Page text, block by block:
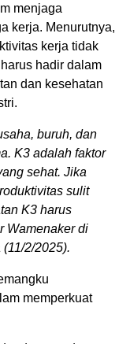
menjaga
kerja. Menurutnya,
kerja tidak
hadir dalam
dan kesehatan
buruh, dan
K3 adalah faktor
sehat. Jika
sulit
K3 harus
Wamenaker di
2/2025).
memperkuat